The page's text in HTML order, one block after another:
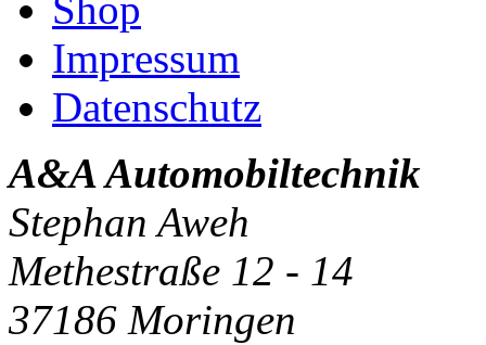
Shop
Impressum
Datenschutz
A&A Automobiltechnik
Stephan Aweh
Methestraße 12 - 14
37186 Moringen